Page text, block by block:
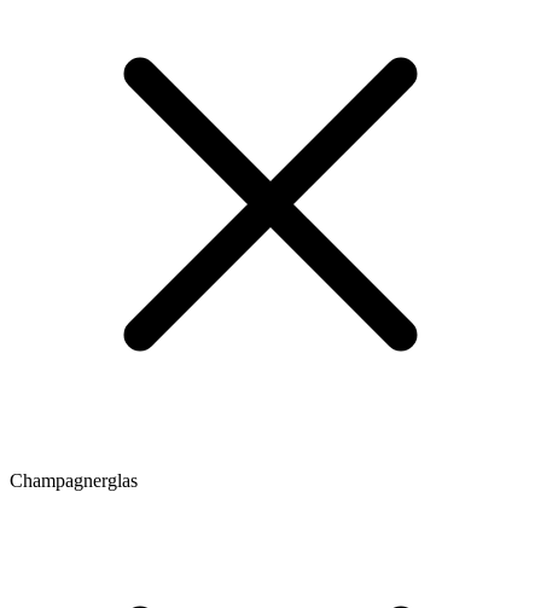
Champagnerglas